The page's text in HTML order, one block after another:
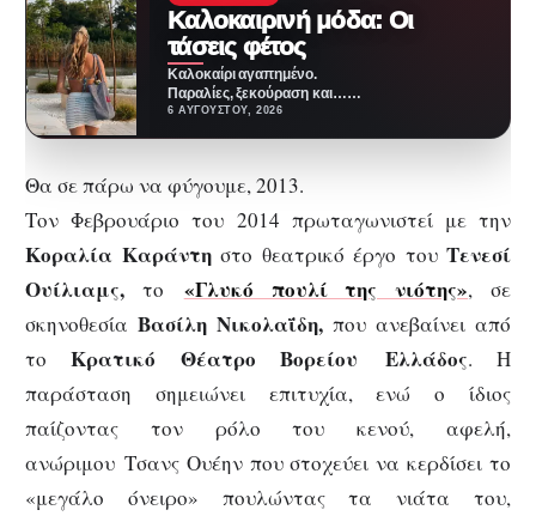
Καλοκαιρινή μόδα: Οι
τάσεις φέτος
Καλοκαίρι αγαπημένο.
Παραλίες, ξεκούραση και…
ζέστη! Καμία θερμοκρασία δε θα
6 ΑΥΓΟΎΣΤΟΥ, 2026
Θα σε πάρω να φύγουμε, 2013.
Τον Φεβρουάριο του 2014 πρωταγωνιστεί με την
Κοραλία Καράντηστο θεατρικό έργο του Τενεσί
Ουίλιαμς, το «Γλυκό πουλί της νιότης», σε
σκηνοθεσία Βασίλη Νικολαΐδη, που ανεβαίνει από
τοΚρατικό Θέατρο Βορείου Ελλάδος. Η
παράσταση σημειώνει επιτυχία, ενώ ο ίδιος
παίζοντας τον ρόλο του κενού, αφελή,
ανώριμου Τσανς Ουέην που στοχεύει να κερδίσει το
«μεγάλο όνειρο» πουλώντας τα νιάτα του,